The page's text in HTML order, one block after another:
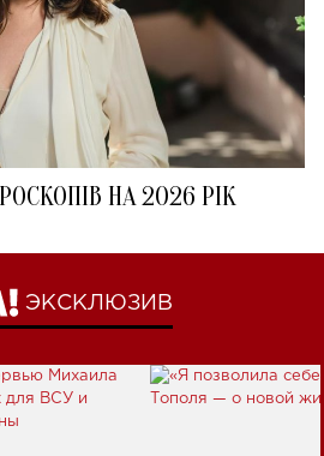
НА 2026 РІК
ЭКСКЛЮЗИВ